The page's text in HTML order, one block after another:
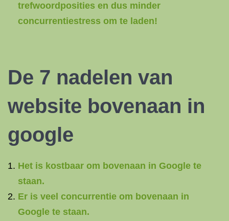
trefwoordposities en dus minder
concurrentiestress om te laden!
De 7 nadelen van
website bovenaan in
google
Het is kostbaar om bovenaan in Google te
staan.
Er is veel concurrentie om bovenaan in
Google te staan.